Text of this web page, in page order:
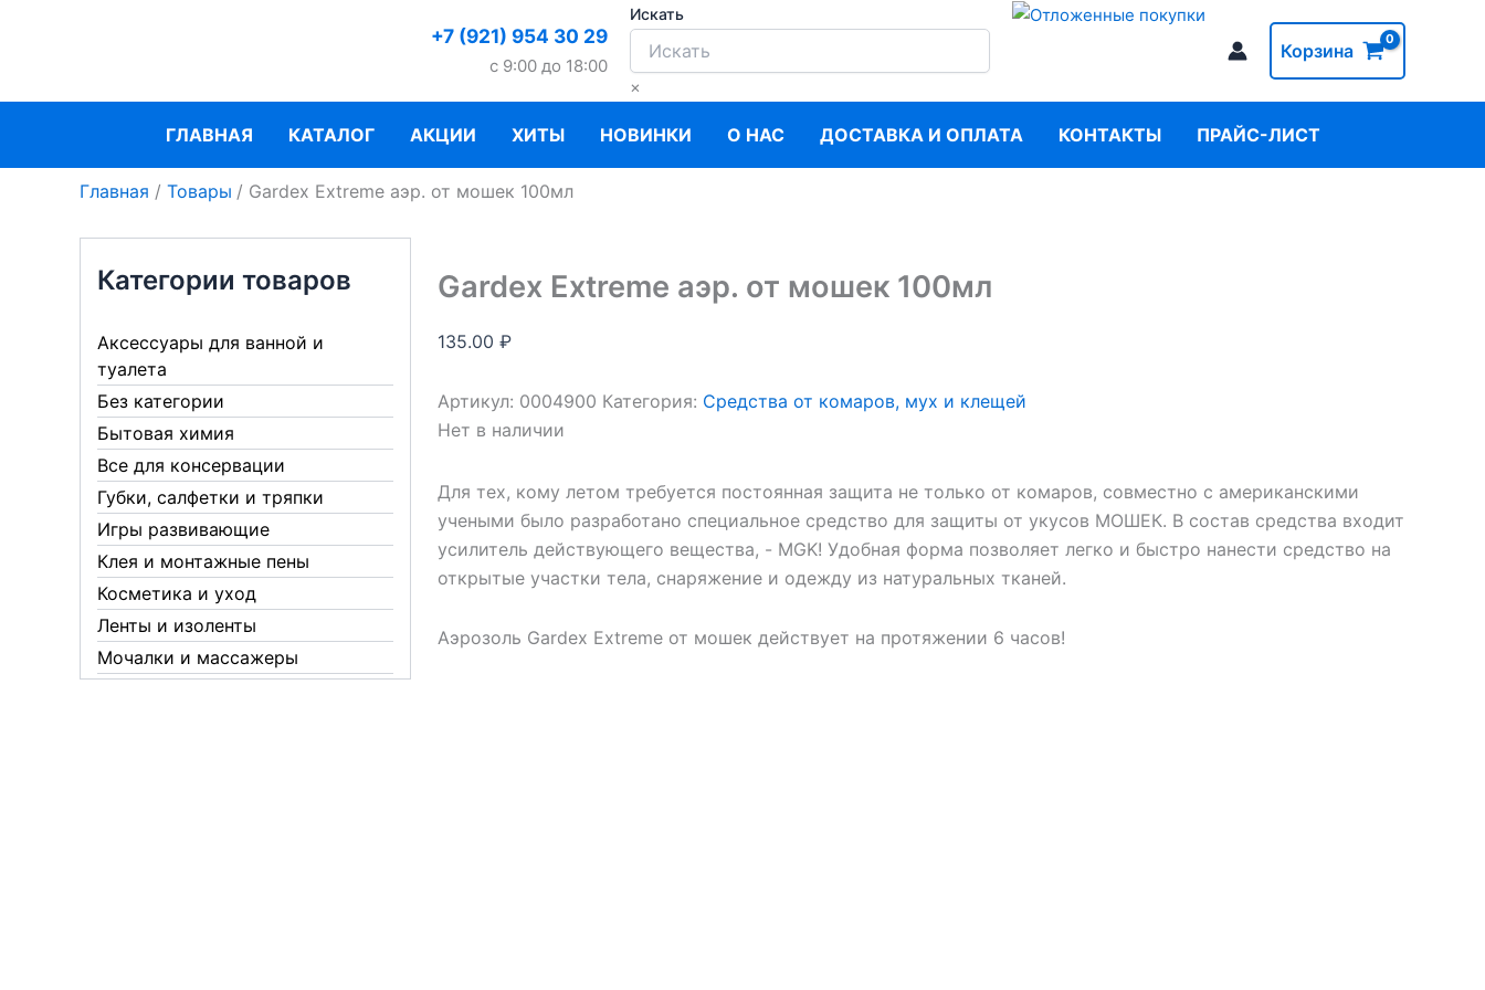
+7 (921) 954 30 29
c 9:00 до 18:00
Искать
×
Корзина
ГЛАВНАЯ КАТАЛОГ АКЦИИ ХИТЫ НОВИНКИ О НАС ДОСТАВКА И ОПЛАТА КОНТАКТЫ ПРАЙС-ЛИСТ
Главная Товары Gardex Extreme аэр. от мошек 100мл
Категории товаров
Аксессуары для ванной и
туалета
Без категории
Бытовая химия
Все для консервации
Губки, салфетки и тряпки
Игры развивающие
Клея и монтажные пены
Косметика и уход
Ленты и изоленты
Мочалки и массажеры
Gardex Extreme аэр. от мошек 100мл
135.00 ₽
Артикул: 0004900 Категория: Средства от комаров, мух и клещей
Нет в наличии
Для тех, кому летом требуется постоянная защита не только от комаров, совместно с американскими
учеными было разработано специальное средство для защиты от укусов МОШЕК. В состав средства входит
усилитель действующего вещества, - MGK! Удобная форма позволяет легко и быстро нанести средство на
открытые участки тела, снаряжение и одежду из натуральных тканей.
Аэрозоль Gardex Extreme от мошек действует на протяжении 6 часов!